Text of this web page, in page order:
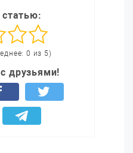
0 из 5)
друзьями!